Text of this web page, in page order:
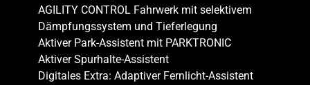
AGILITY CONTROL Fahrwerk mit selektivem
Dämpfungssystem und Tieferlegung
Aktiver Park-Assistent mit PARKTRONIC
Aktiver Spurhalte-Assistent
Digitales Extra: Adaptiver Fernlicht-Assistent